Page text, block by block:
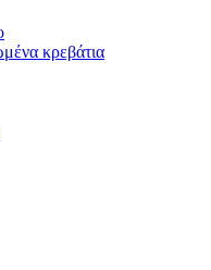
κρεβάτια